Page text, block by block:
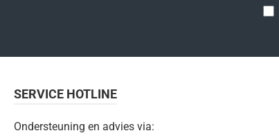
SERVICE HOTLINE
Ondersteuning en advies via: